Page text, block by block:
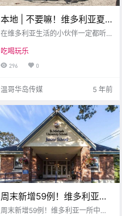
本地 | 不要嘛！维多利亚夏
季车展将永久取消… 快来看
在维多利亚生活的小伙伴一定都听
而Northwest Deuce Days车展的组
织者Al Clark近日在Facebook上表
示将永久地暂停这项活动。 victoria
吃喝玩乐
296 0
温哥华岛传媒 5 年前
周末新增59例！维多利亚一
所中学发生疫情感染！上周
周末新增59例！维多利亚一所中学